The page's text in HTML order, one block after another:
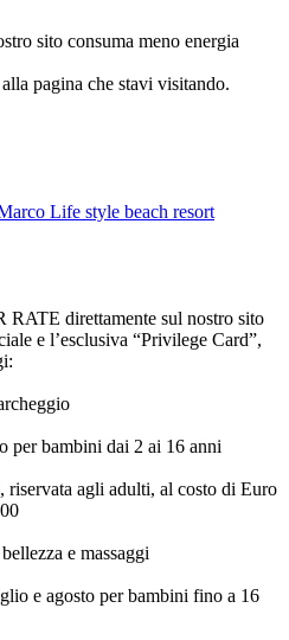
sito consuma meno energia
pagina che stavi visitando.
Life style beach resort
direttamente sul nostro sito
e l’esclusiva “Privilege Card”,
per bambini dai 2 ai 16 anni
riservata agli adulti, al costo di Euro
e massaggi
e agosto per bambini fino a 16